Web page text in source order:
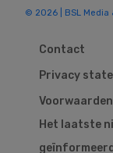
© 2026 | BSL Media
Contact
Privacy
Voorwaarden
Het laatste